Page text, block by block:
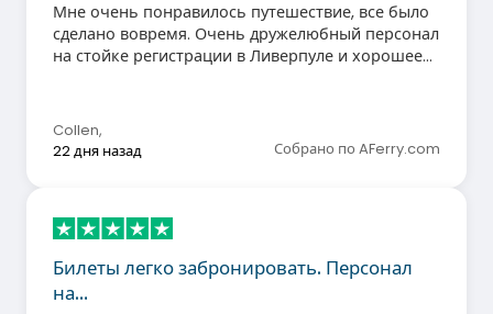
Мне очень понравилось путешествие, все было
сделано вовремя. Очень дружелюбный персонал
на стойке регистрации в Ливерпуле и хорошее
Collen,
22 дня назад
Собрано по AFerry.com
Билеты легко забронировать. Персонал
на…